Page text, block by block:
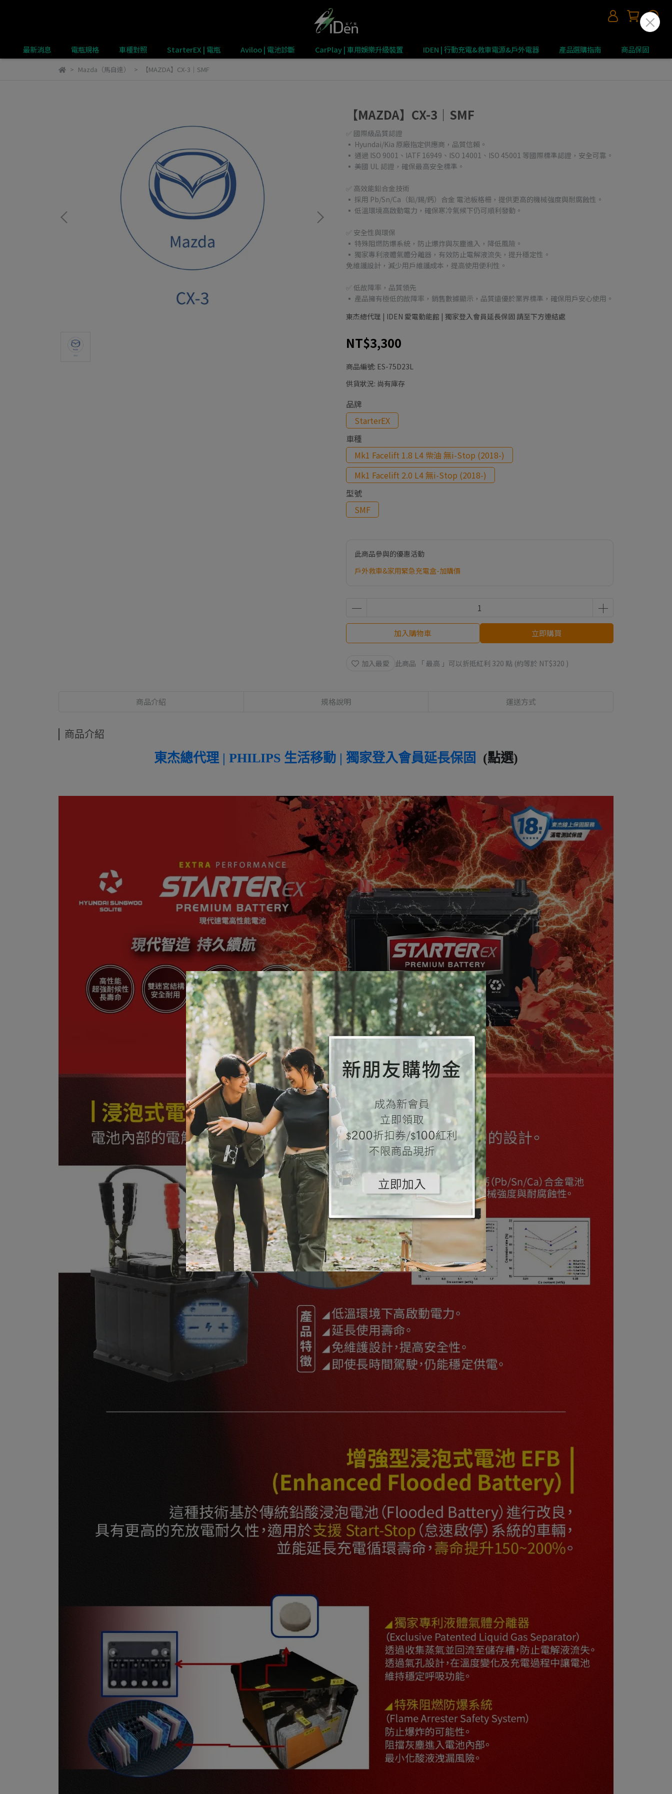
最新消息 電瓶規格 車種對照 StarterEX | 電瓶 Aviloo | 電池診斷 CarPlay | 車用娛樂升級裝置 IDEN | 行動充電&救車電源&戶外電器 產品選購指南 商品保固
Mazda（馬自達） 【MAZDA】CX-3｜SMF
【MAZDA】CX-3｜SMF
✅ 國際級品質認證
▪ Hyundai/Kia 原廠指定供應商，品質信賴。
▪ 通過 ISO 9001、IATF 16949、ISO 14001、ISO 45001 等國際標準認證，安全可靠。
▪ 美國 UL 認證，確保最高安全標準。
✅ 高效能鉛合金技術
▪ 採用 Pb/Sn/Ca（鉛/錫/鈣）合金 電池板格柵，提供更高的機械強度與耐腐蝕性。
▪ 低溫環境高啟動電力，確保寒冷氣候下仍可順利發動。
✅ 安全性與環保
▪ 特殊阻燃防爆系統，防止爆炸與灰塵進入，降低風險。
▪ 獨家專利液體氣體分離器，有效防止電解液流失，提升穩定性。
免維護設計，減少用戶維護成本，提高使用便利性。
✅ 低故障率，品質領先
▪ 產品擁有極低的故障率，銷售數據顯示，品質遠優於業界標準，確保用戶安心使用。
東杰總代理 | IDEN 愛電動能館 | 獨家登入會員延長保固 請至下方連結處
NT$3,300
商品編號: ES-75D23L
供貨狀況: 尚有庫存
品牌
StarterEX
車種
Mk1 Facelift 1.8 L4 柴油 無i-Stop (2018-)
Mk1 Facelift 2.0 L4 無i-Stop (2018-)
型號
SMF
此商品參與的優惠活動
戶外救車&家用緊急充電盒-加購價
加入購物車 立即購買
加入最愛 此商品 「 最高 」可以折抵紅利 320 點 (約等於 NT$320 )
商品介紹 規格說明 運送方式
商品介紹
東杰總代理 | PHILIPS 生活移動 | 獨家登入會員延長保固 (點選)